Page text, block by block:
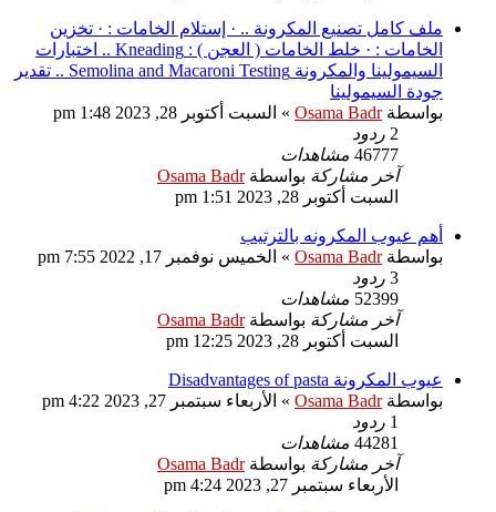
ملف كامل تصنيع المكرونة .. · إستلام الخامات : · تخزين
الخامات : · خلط الخامات ( العجن ) : Kneading .. اختبارات
السيمولينا والمكرونة Semolina and Macaroni Testing .. تقدير
جودة السيمولينا
بواسطةOsama Badr
» السبت أكتوبر 28, 2023 1:48 pm
2 ردود
46777 مشاهدات
آخر مشاركة بواسطةOsama Badr
السبت أكتوبر 28, 2023 1:51 pm
أهم عيوب المكرونه بالترتيب
بواسطةOsama Badr
» الخميس نوفمبر 17, 2022 7:55 pm
3 ردود
52399 مشاهدات
آخر مشاركة بواسطةOsama Badr
السبت أكتوبر 28, 2023 12:25 pm
عيوب المكرونة Disadvantages of pasta
بواسطةOsama Badr
» الأربعاء سبتمبر 27, 2023 4:22 pm
1 ردود
44281 مشاهدات
آخر مشاركة بواسطةOsama Badr
الأربعاء سبتمبر 27, 2023 4:24 pm